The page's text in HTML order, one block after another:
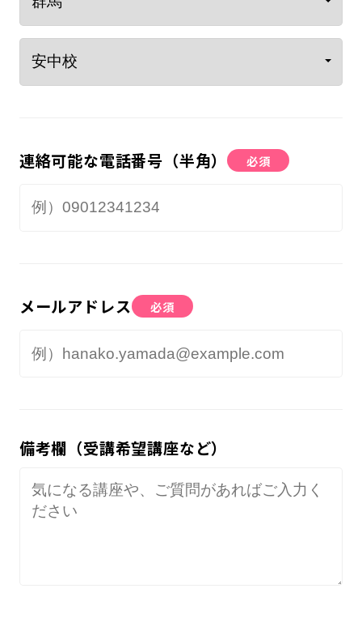
連絡可能な電話番号（半角） 必須
メールアドレス 必須
備考欄（受講希望講座など）